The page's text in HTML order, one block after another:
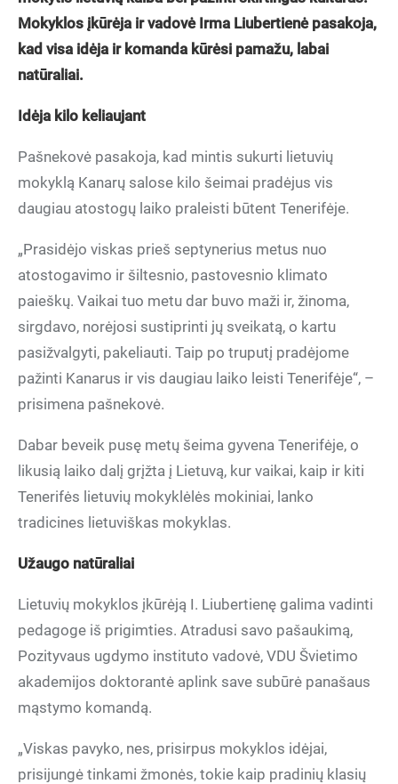
Mokyklos įkūrėja ir vadovė Irma Liubertienė pasakoja,
kad visa idėja ir komanda kūrėsi pamažu, labai
natūraliai.
Idėja kilo keliaujant
Pašnekovė pasakoja, kad mintis sukurti lietuvių
mokyklą Kanarų salose kilo šeimai pradėjus vis
daugiau atostogų laiko praleisti būtent Tenerifėje.
„Prasidėjo viskas prieš septynerius metus nuo
atostogavimo ir šiltesnio, pastovesnio klimato
paieškų. Vaikai tuo metu dar buvo maži ir, žinoma,
sirgdavo, norėjosi sustiprinti jų sveikatą, o kartu
pasižvalgyti, pakeliauti. Taip po truputį pradėjome
pažinti Kanarus ir vis daugiau laiko leisti Tenerifėje“, –
prisimena pašnekovė.
Dabar beveik pusę metų šeima gyvena Tenerifėje, o
likusią laiko dalį grįžta į Lietuvą, kur vaikai, kaip ir kiti
Tenerifės lietuvių mokyklėlės mokiniai, lanko
tradicines lietuviškas mokyklas.
Užaugo natūraliai
Lietuvių mokyklos įkūrėją I. Liubertienę galima vadinti
pedagoge iš prigimties. Atradusi savo pašaukimą,
Pozityvaus ugdymo instituto vadovė, VDU Švietimo
akademijos doktorantė aplink save subūrė panašaus
mąstymo komandą.
„Viskas pavyko, nes, prisirpus mokyklos idėjai,
prisijungė tinkami žmonės, tokie kaip pradinių klasių